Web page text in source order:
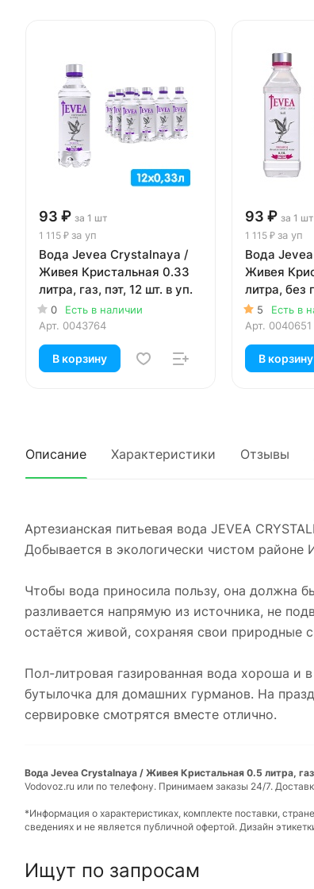
93 ₽ за 1 шт
1 115 ₽ за уп
Вода Jevea Crystalnaya /
Живея Кристальная 0.33
литра, газ, пэт, 12 шт. в уп.
0
Есть в наличии
Арт. 0043764
В корзину
93 ₽ за 1 шт
1 115 ₽ за уп
Вода
Живея
литра, без
в уп.
5
Есть в
Арт. 0040651
В корзину
Описание Характеристики Отзывы
Артезианская питьевая вода JEVEA
Добывается в экологически чистом районе
Чтобы вода приносила пользу, она должна
разливается напрямую из источника, не
остаётся живой, сохраняя свои природные
Пол-литровая газированная вода хороша и
бутылочка для домашних гурманов. На
сервировке смотрятся вместе отлично.
Вода Jevea Crystalnaya / Живея Кристальная 0.5 литра,
Vodovoz.ru или по телефону. Принимаем заказы 24/7.
*Информация о характеристиках, комплекте поставки,
сведениях и не является публичной офертой. Дизайн
Ищут по запросам